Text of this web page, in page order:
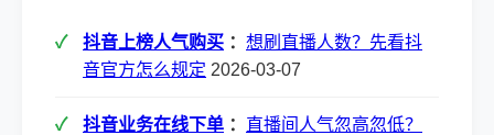
抖音上榜人气购买 ： 想刷直播人数？先看抖
音官方怎么规定 2026-03-07
抖音业务在线下单 ： 直播间人气忽高忽低？